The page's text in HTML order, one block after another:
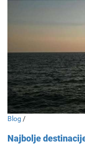
Blog /
Najbolje